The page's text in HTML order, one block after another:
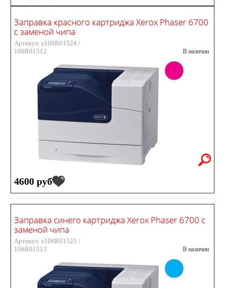
Заправка красного картриджа Xerox Phaser 6700
с заменой чипа
Артикул: z106R01524 /
106R01512
В наличии
4600 руб
Заправка синего картриджа Xerox Phaser 6700 с
заменой чипа
Артикул: z106R01525 /
106R01513
В наличии